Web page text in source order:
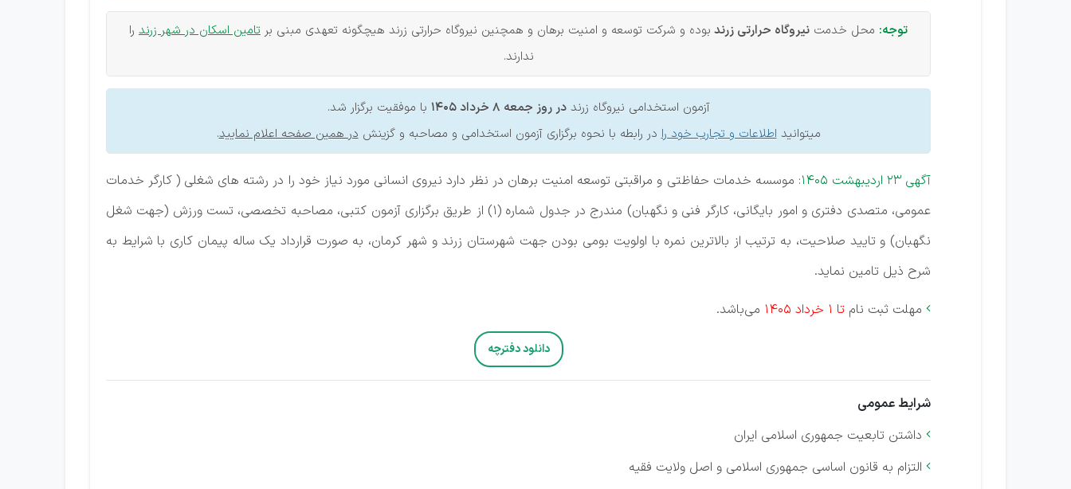
توجه: محل خدمت نیروگاه حرارتی زرند بوده و شرکت توسعه و امنیت برهان و همچنین نیروگاه حرارتی زرند هیچگونه تعهدی مبنی بر تامین اسکان در شهر زرند را
ندارند.
آزمون استخدامی نیروگاه زرنددر روز جمعه 8 خرداد 1405
با موفقیت برگزار شد.
میتوانیداطلاعات و تجارب خود رادر رابطه با نحوه برگزاری آزمون استخدامی و مصاحبه و گزینشدر همین صفحه اعلام نمایید.
آگهی 23 اردیبهشت 1405:
موسسه خدمات حفاظتی و مراقبتی توسعه امنیت برهان در نظر دارد نیروی انسانی مورد نیاز خود را در رشته های شغلی ( کارگر خدمات
عمومی، متصدی دفتری و امور بایگانی، کارگر فنی و نگهبان) مندرج در جدول شماره (1) از طریق برگزاری آزمون کتبی، مصاحبه تخصصی، تست ورزش (جهت شغل
نگهبان) و تایید صلاحیت، به ترتیب از بالاترین نمره با اولویت بومی بودن جهت شهرستان زرند و شهر کرمان، به صورت قرارداد یک ساله پیمان کاری با شرایط به
شرح ذیل تامین نماید.
 مهلت ثبت نام تا 1 خرداد 1405 می‌باشد.
دانلود دفترچه
شرایط عمومی
 داشتن تابعیت جمهوری اسلامی ایران
 التزام به قانون اساسی جمهوری اسلامی و اصل ولایت فقیه